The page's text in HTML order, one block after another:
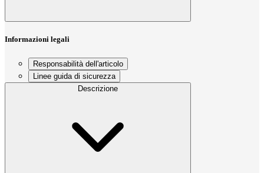
Informazioni legali
Responsabilità dell'articolo
Linee guida di sicurezza
Descrizione